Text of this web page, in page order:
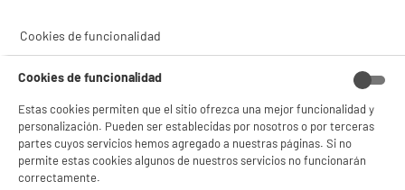
product_anchor_characteristics
✔ ACEPTAR TODAS
Cookies de funcionalidad
Cookies de funcionalidad
Estas cookies permiten que el sitio ofrezca una mejor funcionalidad y
personalización. Pueden ser establecidas por nosotros o por terceras
partes cuyos servicios hemos agregado a nuestras páginas. Si no
permite estas cookies algunos de nuestros servicios no funcionarán
correctamente.